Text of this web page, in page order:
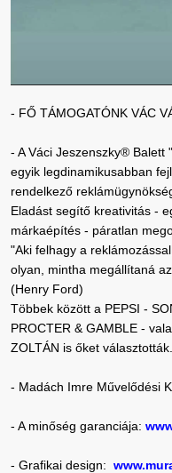
- FŐ TÁMOGATÓNK VÁC
- A Váci Jeszenszky® Balett
egyik legdinamikusabban
rendelkező
Eladást segítő kreativitás -
márkaépítés - páratlan
"Aki felhagy a
olyan, mintha megállítaná
(Henry Ford)
Többek között a PEPSI -
PROCTER & GAMBLE -
ZOLTÁN is őket választották.
- Madách Imre Művelődési
- A minőség garanciája:
- Grafikai design: